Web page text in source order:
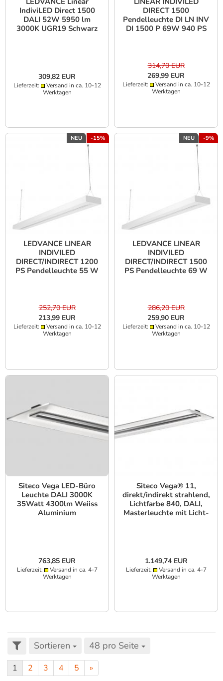
IndiviLED Direct 1500
DALI 52W 5950 lm
3000K UGR19 Schwarz
309,82 EUR
Lieferzeit:
Versand in ca. 10-12
Werktagen
DIRECT 1500
Pendelleuchte DI LN INV
DI 1500 P 69W 940 PS
314,70 EUR
269,99 EUR
Lieferzeit:
Versand in ca. 10-12
Werktagen
NEU -15%
LEDVANCE LINEAR
INDIVILED
DIRECT/INDIRECT 1200
PS Pendelleuchte 55 W
252,70 EUR
213,99 EUR
Lieferzeit:
Versand in ca. 10-12
Werktagen
NEU -9%
LEDVANCE LINEAR
INDIVILED
DIRECT/INDIRECT 1500
PS Pendelleuchte 69 W
286,20 EUR
259,90 EUR
Lieferzeit:
Versand in ca. 10-12
Werktagen
Siteco Vega LED-Büro
Leuchte DALI 3000K
35Watt 4300lm Weiiss
Aluminium
763,85 EUR
Lieferzeit:
Versand in ca. 4-7
Werktagen
Siteco Vega® 11,
direkt/indirekt strahlend,
Lichtfarbe 840, DALI,
Masterleuchte mit Licht-
1.149,74 EUR
Lieferzeit:
Versand in ca. 4-7
Werktagen
Sortieren 48 pro Seite
1 2 3 4 5 »